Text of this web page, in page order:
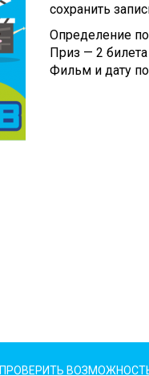
сохранить
Определение
Приз — 2
Фильм и дату
ПРОВЕРИТЬ